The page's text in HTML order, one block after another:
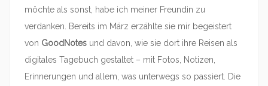
möchte als sonst, habe ich meiner Freundin zu
verdanken. Bereits im März erzählte sie mir begeistert
von GoodNotes und davon, wie sie dort ihre Reisen als
digitales Tagebuch gestaltet – mit Fotos, Notizen,
Erinnerungen und allem, was unterwegs so passiert. Die